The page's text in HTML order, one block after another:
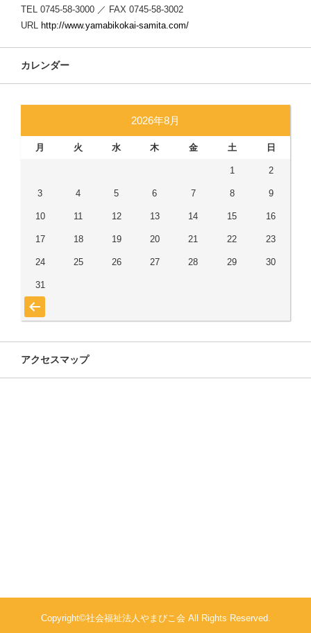
TEL 0745-58-3000 ／ FAX 0745-58-3002
URL http://www.yamabikokai-samita.com/
カレンダー
2026年8月
月 火 水 木 金 土 日
1 2
3 4 5 6 7 8 9
10 11 12 13 14 15 16
17 18 19 20 21 22 23
24 25 26 27 28 29 30
31
« 7月
アクセスマップ
Copyright©社会福祉法人やまびこ会 All Rights Reserved.